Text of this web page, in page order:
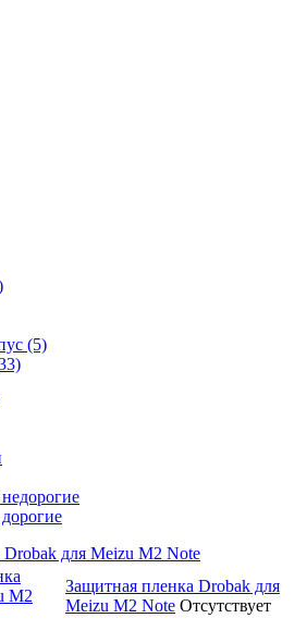
(5)
для Meizu M2 Note
Защитная пленка Drobak для
Meizu M2 Note Отсутствует